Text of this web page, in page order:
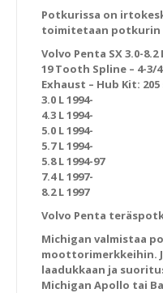
Potkurissa on
toimitetaan potkurin
Volvo Penta SX 3.0-8.2
19 Tooth Spline – 4-
Exhaust – Hub Kit:
3.0 L 1994-
4.3 L 1994-
5.0 L 1994-
5.7 L 1994-
5.8 L 1994-97
7.4 L 1997-
8.2 L 1997
Volvo Penta
Michigan valmistaa
moottorimerkkeihin.
laadukkaan ja
Michigan Apollo tai